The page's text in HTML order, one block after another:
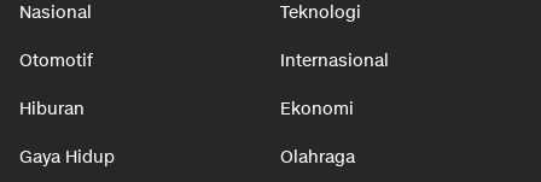
Nasional Teknologi
Otomotif Internasional
Hiburan Ekonomi
Gaya Hidup Olahraga